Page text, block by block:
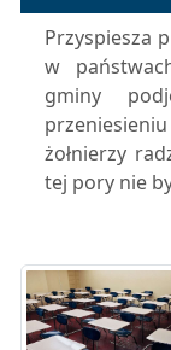
Przyspiesza
w
gminy
żołnierzy
tej pory nie